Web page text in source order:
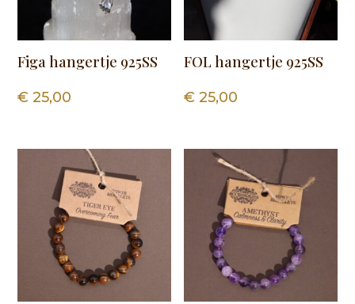
Figa hangertje 925SS
€ 25,00
FOL hangertje 925SS
€ 25,00